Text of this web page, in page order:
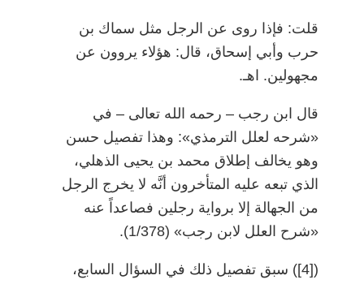
قلت: فإذا روى عن الرجل مثل سماك بن
حرب وأبي إسحاق، قال: هؤلاء يروون عن
مجهولين. اهـ.
قال ابن رجب– رحمه الله تعالى– في
«شرحه لعلل الترمذي»: وهذا تفصيل حسن
وهو يخالف إطلاق محمد بن يحيى الذهلي،
الذي تبعه عليه المتأخرون أنَّه لا يخرج الرجل
من الجهالة إلا برواية رجلين فصاعداً عنه
«شرح العلل لابن رجب» (1/378).
([4])
سبق تفصيل ذلك في السؤال السابع،